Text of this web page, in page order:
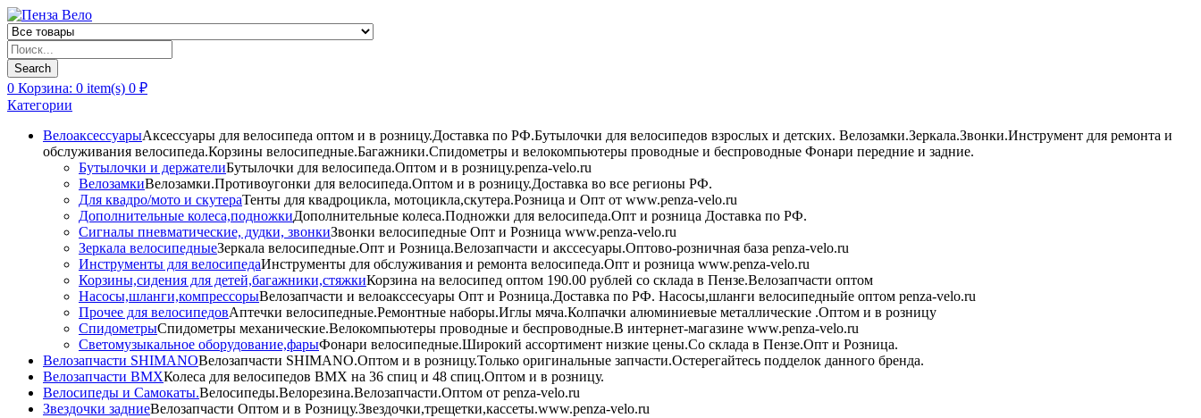
Products
search
Search
0 Корзина: 0 item(s) 0 ₽
Категории
ВелоаксессуарыАксессуары для велосипеда оптом и в розницу.Доставка по РФ.Бутылочки для велосипедов взрослых и детских. Велозамки.Зеркала.Звонки.Инструмент для ремонта и
обслуживания велосипеда.Корзины велосипедные.Багажники.Спидометры и велокомпьютеры проводные и беспроводные Фонари передние и задние.
Бутылочки и держателиБутылочки для велосипеда.Оптом и в розницу.penza-velo.ru
ВелозамкиВелозамки.Противоугонки для велосипеда.Оптом и в розницу.Доставка во все регионы РФ.
Для квадро/мото и скутераТенты для квадроцикла, мотоцикла,скутера.Розница и Опт от www.penza-velo.ru
Дополнительные колеса,подножкиДополнительные колеса.Подножки для велосипеда.Опт и розница Доставка по РФ.
Сигналы пневматические, дудки, звонкиЗвонки велосипедные Опт и Розница www.penza-velo.ru
Зеркала велосипедныеЗеркала велосипедные.Опт и Розница.Велозапчасти и акссесуары.Оптово-розничная база penza-velo.ru
Инструменты для велосипедаИнструменты для обслуживания и ремонта велосипеда.Опт и розница www.penza-velo.ru
Корзины,сидения для детей,багажники,стяжкиКорзина на велосипед оптом 190.00 рублей со склада в Пензе.Велозапчасти оптом
Насосы,шланги,компрессорыВелозапчасти и велоакссесуары Опт и Розница.Доставка по РФ. Насосы,шланги велосипедныйе оптом penza-velo.ru
Прочее для велосипедовАптечки велосипедные.Ремонтные наборы.Иглы мяча.Колпачки алюминиевые металлические .Оптом и в розницу
СпидометрыСпидометры механические.Велокомпьютеры проводные и беспроводные.В интернет-магазине www.penza-velo.ru
Светомузыкальное оборудование,фарыФонари велосипедные.Широкий ассортимент низкие цены.Со склада в Пензе.Опт и Розница.
Велозапчасти SHIMANOВелозапчасти SHIMANO.Оптом и в розницу.Только оригинальные запчасти.Остерегайтесь подделок данного бренда.
Велозапчасти BMXКолеса для велосипедов BMX на 36 спиц и 48 спиц.Оптом и в розницу.
Велосипеды и Самокаты.Велосипеды.Велорезина.Велозапчасти.Оптом от penza-velo.ru
Звездочки задниеВелозапчасти Оптом и в Розницу.Звездочки,трещетки,кассеты.www.penza-velo.ru